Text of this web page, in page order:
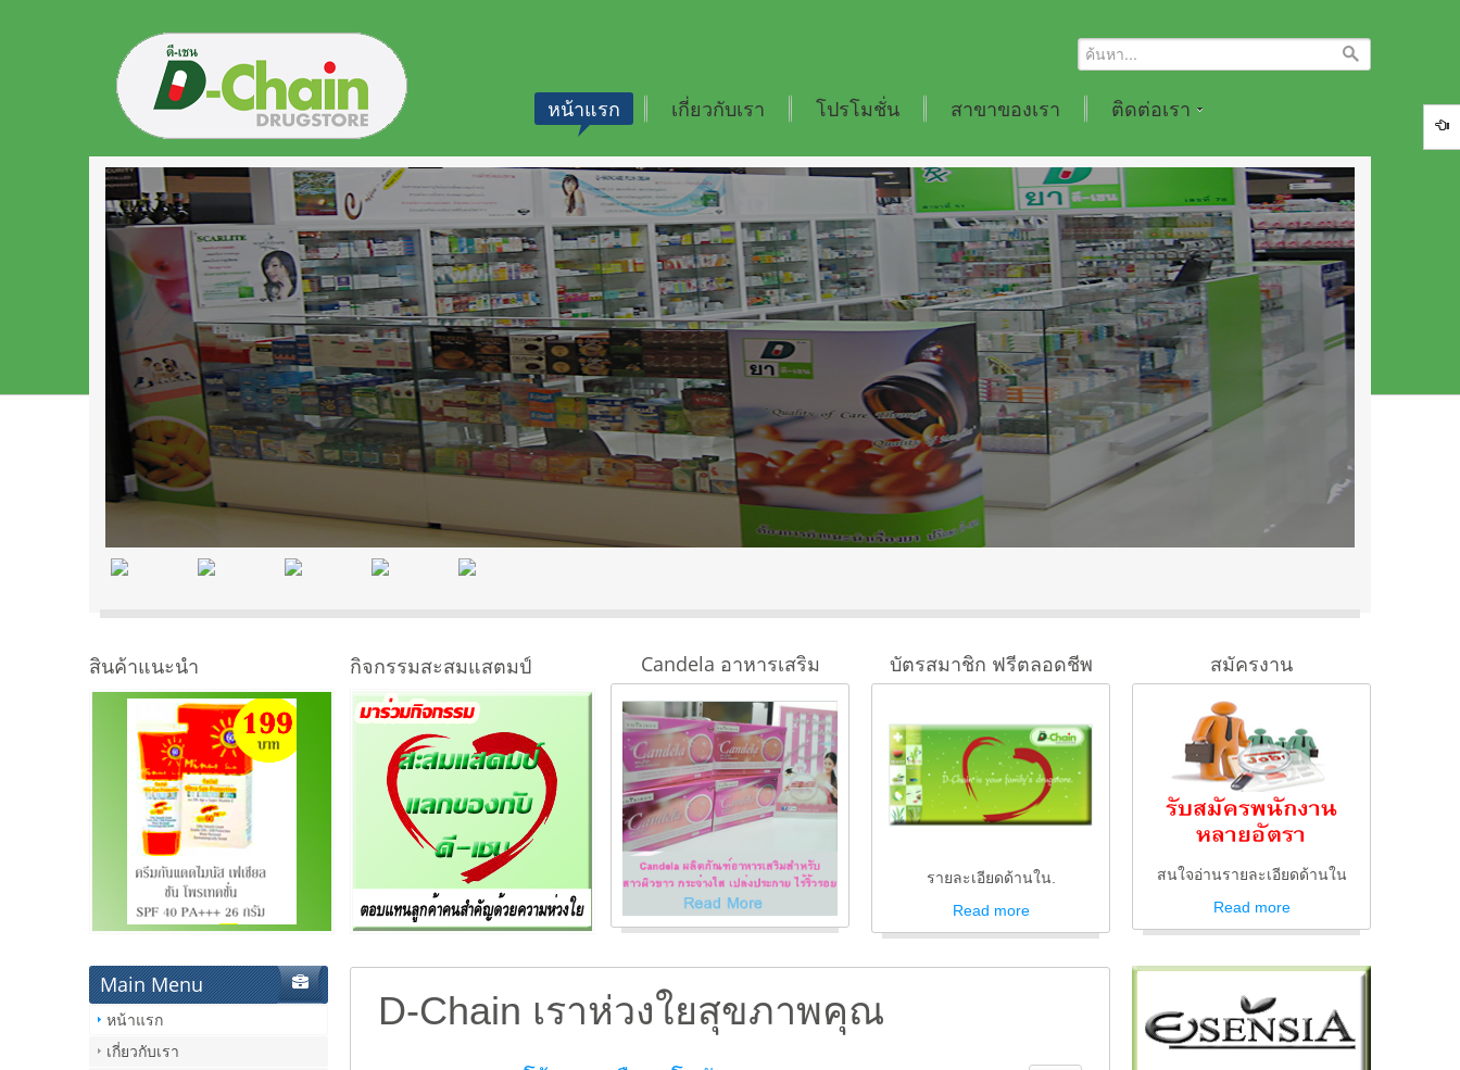
หน้าแรก เกี่ยวกับเรา โปรโมชั่น สาขาของเรา ติดต่อเรา
สินค้าแนะนำ กิจกรรมสะสมแสตมป์ Candela อาหารเสริม บัตรสมาชิก ฟรีตลอดชีพ
รายละเอียดด้านใน.
Read more
สมัครงาน
สนใจอ่านรายละเอียดด้านใน
Read more
D-Chain เราห่วงใยสุขภาพคุณ
Main Menu
หน้าแรก
เกี่ยวกับเรา